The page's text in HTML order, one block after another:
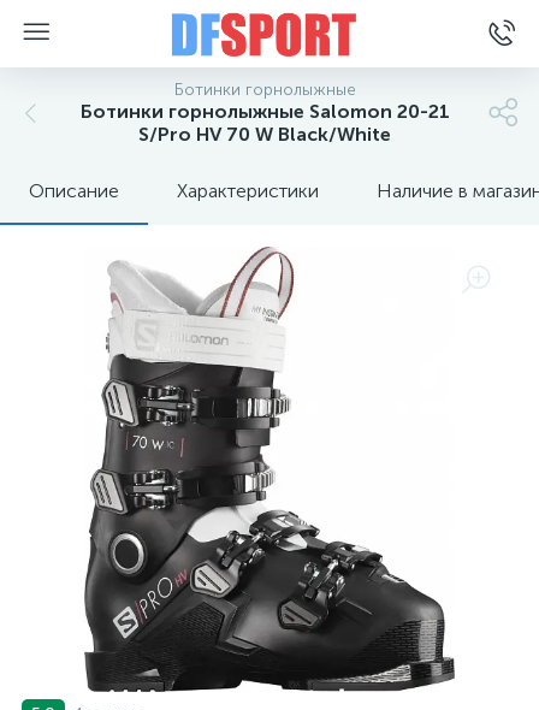
Ботинки горнолыжные
Ботинки горнолыжные Salomon 20-21
S/Pro HV 70 W Black/White
Описание Характеристики Наличие в